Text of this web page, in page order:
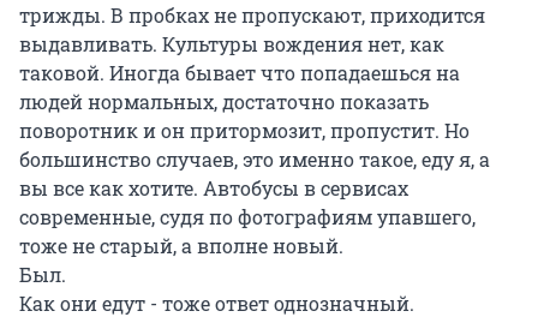
трижды. В пробках не пропускают, приходится
выдавливать. Культуры вождения нет, как
таковой. Иногда бывает что попадаешься на
людей нормальных, достаточно показать
поворотник и он притормозит, пропустит. Но
большинство случаев, это именно такое, еду я, а
вы все как хотите. Автобусы в сервисах
современные, судя по фотографиям упавшего,
тоже не старый, а вполне новый.
Был.
Как они едут - тоже ответ однозначный.